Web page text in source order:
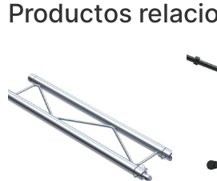
Productos